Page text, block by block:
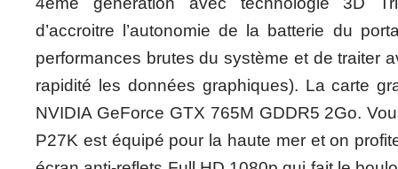
d’accroitre l’autonomie de la batterie du
performances brutes du système et de traiter
rapidité les données graphiques). La carte
NVIDIA GeForce GTX 765M GDDR5 2Go.
P27K est équipé pour la haute mer et on